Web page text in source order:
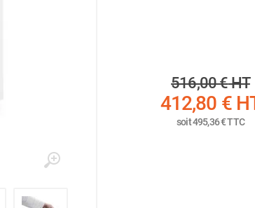
516,00 €HT
412,80 €
soit495,36 €TTC